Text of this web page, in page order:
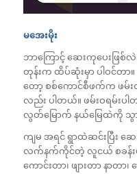
မအေးမိုး
ဘာကြောင့် ဆေးကုပေးဖြ
တုန်းက ထိပ်ဆုံးမှာ ပါဝင်တာ
တော့ စစ်ကောင်စီဖက်က ဖမ်း
လည်း ပါတယ်။ ဖမ်းဝရမ်းပါ
လွတ်မြောက် နယ်မြေထဲကို
ကျမ အရင် ရွာထဲဆင်းပြီး
လက်နက်ကိုင်တဲ့ လူငယ် စခန်း
ကောင်းတာ၊ ဖျားတာ နာ